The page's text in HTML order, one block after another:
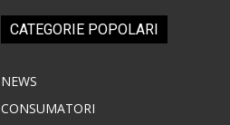
CATEGORIE POPOLARI
NEWS
CONSUMATORI